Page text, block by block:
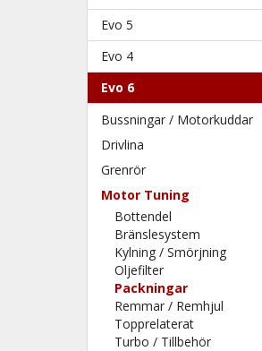
Evo 5
Evo 4
Evo 6
Bussningar / Motorkuddar
Drivlina
Grenrör
Motor Tuning
Bottendel
Bränslesystem
Kylning / Smörjning
Oljefilter
Packningar
Remmar / Remhjul
Topprelaterat
Turbo / Tillbehör